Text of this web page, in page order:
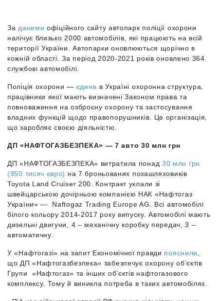
За даними офіційного сайту автопарк поліції охорони
налічує близько 2000 автомобілів, які працюють на всій
території України. Автопарки оновлюються щорічно в
кожній області. За період 2020-2021 років оновлено 364
службові автомобілі.
Поліція охорони — єдина в Україні охоронна структура,
працівники якої мають визначені Законом права та
повноваження на озброєну охорону та застосування
владних функцій щодо правопорушників. Це організація,
що заробляє своєю діяльністю.
ДП «НАФТОГАЗБЕЗПЕКА» — 7 авто 30 млн грн
ДП «НАФТОГАЗБЕЗПЕКА» витратила понад 30 млн грн
(950 тисяч євро) на 7 броньованих позашляховиків
Toyota Land Cruiser 200. Контракт уклали зі
швейцарською дочірньою компанією НАК «Нафтогаз
України» — Naftogaz Trading Europe AG. Всі автомобілі
білого кольору 2014-2017 року випуску. Автомобілі мають
дизельні двигуни, 4 – механічну коробку передач, 3 –
автоматичну.
У «Нафтогазі» на запит Економічної правди пояснили
що ДП «Нафтогазбезпека» забезпечує охорону об’єктів
Групи «Нафтогаз» та інших об’єктів нафтогазового
комплексу. Тому й виникла потреба в таких автомобілях.